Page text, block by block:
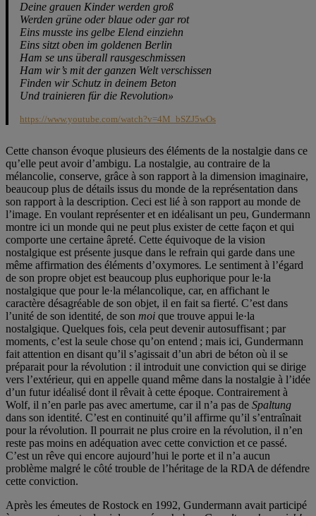
Deine grauen Kinder werden groß
Werden grüne oder blaue oder gar rot
Eins musste ins gelbe Elend einziehn
Eins sitzt oben im goldenen Berlin
Ham se uns überall rausgeschmissen
Ham wir’s mit der ganzen Welt verschissen
Finden wir Schutz in deinem Beton
Und trainieren für die Revolution»
https://www.youtube.com/watch?v=4M_bSZJ5wOs
Cette chanson évoque plusieurs des éléments de la nostalgie dans ce
qu’elle peut avoir d’ambigu. La nostalgie, au contraire de la
mélancolie, conserve, grâce à son rapport à la dimension imaginaire,
beaucoup plus de détails issus du monde de la représentation dans
son rapport à la description. Ceci est lié à son rapport au monde de
l’image. En voulant représenter et en idéalisant un peu, Gundermann
montre ici un monde qui ne peut plus exister de cette façon et qui
comporte une certaine âpreté. Cette équivoque de la vision
nostalgique est présente jusque dans le refrain qui garde dans une
même affirmation des éléments d’oxymores. Le sentiment à l’égard
de son propre objet est beaucoup plus euphorique pour le·la
nostalgique que pour le·la mélancolique, car, en affichant le
caractère désagréable de son objet, il en fait sa fierté. C’est dans
l’unité de son identité, de son moi que trouve appui le·la
nostalgique. Quelques fois, cela peut devenir autosuffisant ; par
moments, c’est la seule chose qu’on entend ; mais ici, Gundermann
fait attention en disant qu’il s’agissait d’un abri de béton où il se
préparait pour la révolution : il introduit une conviction qui se dirige
vers l’extérieur, qui en appelle quand même dans la nostalgie à l’idée
d’un futur idéalisé dont il rêvait à cette époque. Contrairement à
Wolf, il n’en parle pas avec amertume, car il n’a pas de Spaltung
dans son identité. C’est en continuité qu’il affirme qu’il s’entraînait
pour la révolution. Il pourrait ne plus croire en la révolution, il n’en
reste pas moins en adéquation avec cette conviction et ce passé.
C’est un rêve qui encore aujourd’hui le porte et il n’a aucun
problème malgré le côté trouble de l’héritage de la RDA de défendre
cette conviction.
Après les émeutes de Rostock en 1992, Gundermann avait participé